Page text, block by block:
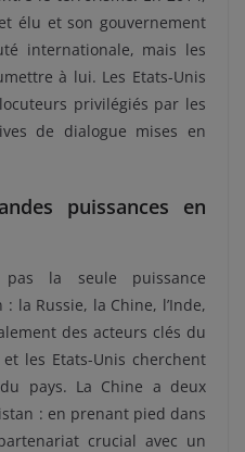
élu et son gouvernement
internationale, mais les
à lui. Les Etats-Unis
privilégiés par les
de dialogue mises en
puissances en
la seule puissance
: la Russie, la Chine, l’Inde,
des acteurs clés du
et les Etats-Unis cherchent
pays. La Chine a deux
: en prenant pied dans
crucial avec un